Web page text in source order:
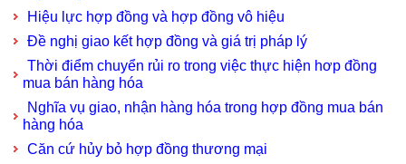
Hiệu lực hợp đồng và hợp đồng vô hiệu
Đề nghị giao kết hợp đồng và giá trị pháp lý
Thời điểm chuyển rủi ro trong việc thực hiện hơp đồng
mua bán hàng hóa
Nghĩa vụ giao, nhận hàng hóa trong hợp đồng mua bán
hàng hóa
Căn cứ hủy bỏ hợp đồng thương mại